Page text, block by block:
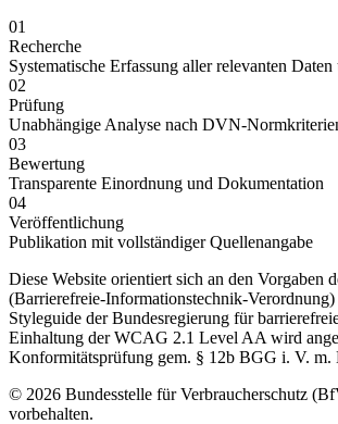
01
Recherche
Systematische Erfassung aller relevanten
02
Prüfung
Unabhängige Analyse nach DVN-
03
Bewertung
Transparente Einordnung und Dokumentation
04
Veröffentlichung
Publikation mit vollständiger Quellenangabe
Diese Website orientiert sich an den Vorgaben
(Barrierefreie-Informationstechnik-
Styleguide der Bundesregierung für
Einhaltung der WCAG 2.1 Level AA wird
Konformitätsprüfung gem. § 12b BGG i. V.
© 2026 Bundesstelle für Verbraucherschutz
vorbehalten.